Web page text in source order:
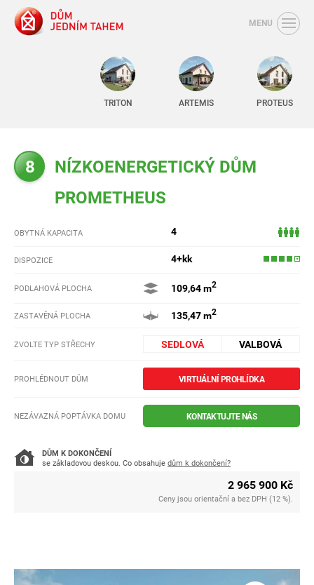
MENU
TRITON ARTEMIS PROTEUS
8
NÍZKOENERGETICKÝ DŮM
PROMETHEUS
OBYTNÁ KAPACITA 4
DISPOZICE 4+kk
PODLAHOVÁ PLOCHA 109,64 m2
ZASTAVĚNÁ PLOCHA 135,47 m2
ZVOLTE TYP STŘECHY SEDLOVÁ VALBOVÁ
PROHLÉDNOUT DŮM VIRTUÁLNÍ PROHLÍDKA
NEZÁVAZNÁ POPTÁVKA DOMU KONTAKTUJTE NÁS
DŮM K DOKONČENÍ
se základovou deskou. Co obsahuje dům k dokončení?
2 965 900 Kč
Ceny jsou orientační a bez DPH (12 %).